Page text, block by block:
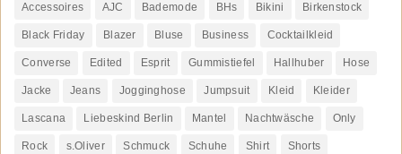
Accessoires AJC Bademode BHs Bikini Birkenstock
Black Friday Blazer Bluse Business Cocktailkleid
Converse Edited Esprit Gummistiefel Hallhuber Hose
Jacke Jeans Jogginghose Jumpsuit Kleid Kleider
Lascana Liebeskind Berlin Mantel Nachtwäsche Only
Rock s.Oliver Schmuck Schuhe Shirt Shorts